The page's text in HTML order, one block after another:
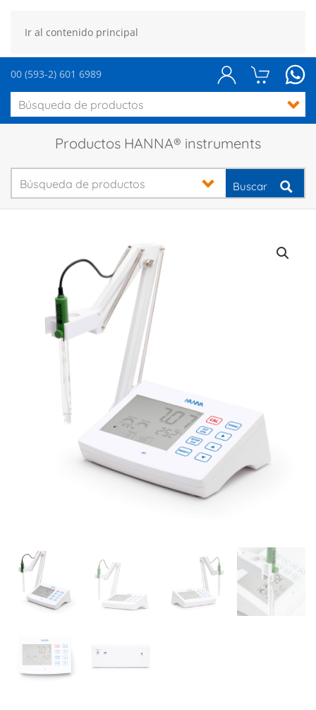
Ir al contenido principal
00 (593-2) 601 6989
Productos HANNA® instruments
Buscar